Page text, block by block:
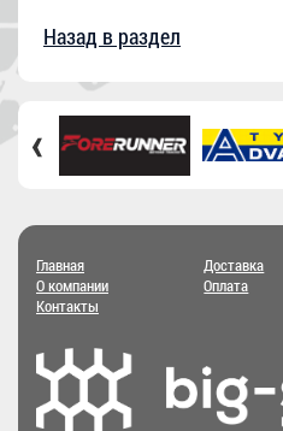
Назад в раздел
‹
Главная
О компании
Контакты
Доставка
Оплата